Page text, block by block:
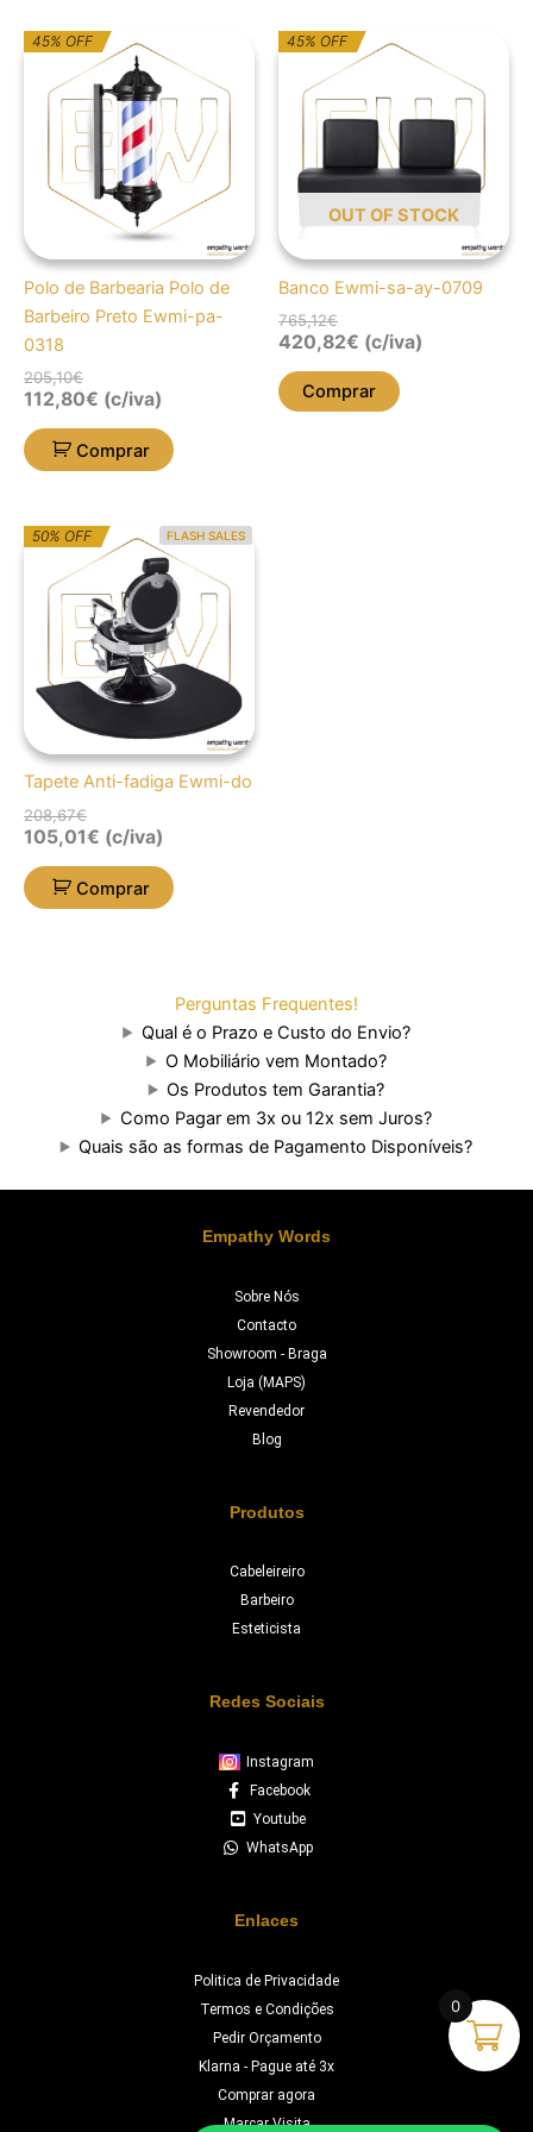
45% OFF
Polo de Barbearia Polo de
Barbeiro Preto Ewmi-pa-
0318
205,10€
O
preço
original
era:
205,10€.
O
preço
atual
é:
112,80€.
112,80€ (c/iva)
Comprar
45% OFF
OUT OF STOCK
Banco Ewmi-sa-ay-0709
765,12€
O
preço
original
era:
765,12€.
O
preço
atual
é:
420,82€.
420,82€ (c/iva)
Comprar
FLASH SALES
50% OFF
Tapete Anti-fadiga Ewmi-do
208,67€
O
preço
original
era:
208,67€.
O
preço
atual
é:
105,01€.
105,01€ (c/iva)
Comprar
Perguntas Frequentes!
Qual é o Prazo e Custo do Envio?
O Mobiliário vem Montado?
Os Produtos tem Garantia?
Como Pagar em 3x ou 12x sem Juros?
Quais são as formas de Pagamento Disponíveis?
Empathy Words
Sobre Nós
Contacto
Showroom - Braga
Loja (MAPS)
Revendedor
Blog
Produtos
Cabeleireiro
Barbeiro
Esteticista
Redes Sociais
Instagram
Facebook
Youtube
WhatsApp
Enlaces
Politica de Privacidade
Termos e Condições
Pedir Orçamento
Klarna - Pague até 3x
Comprar agora
Marcar Visita
0